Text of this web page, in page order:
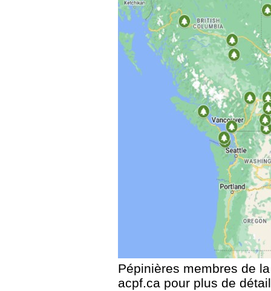
Pépinières membres de
acpf.ca pour plus de